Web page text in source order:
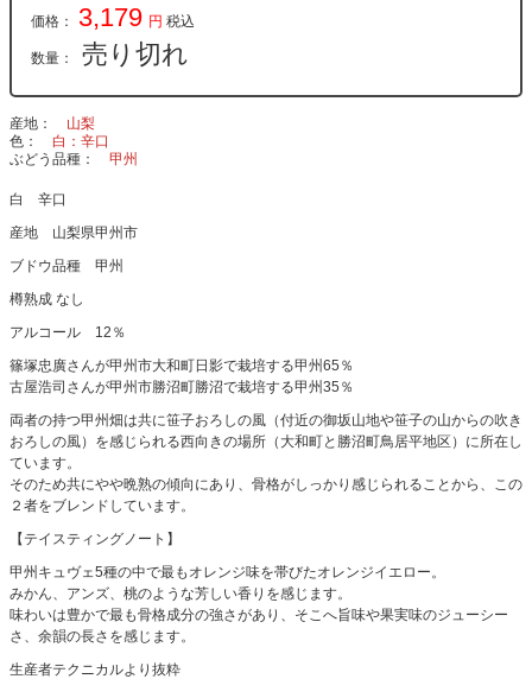
価格： 3,179 円 税込
数量： 売り切れ
産地
山梨
色
白：辛口
ぶどう品種
甲州
白 辛口
産地 山梨県甲州市
ブドウ品種 甲州
樽熟成 なし
アルコール 12％
篠塚忠廣さんが甲州市大和町日影で栽培する甲州65％
古屋浩司さんが甲州市勝沼町勝沼で栽培する甲州35％
両者の持つ甲州畑は共に笹子おろしの風（付近の御坂山地や笹子の山からの吹き
おろしの風）を感じられる西向きの場所（大和町と勝沼町鳥居平地区）に所在し
ています。
そのため共にやや晩熟の傾向にあり、骨格がしっかり感じられることから、この
２者をブレンドしています。
【テイスティングノート】
甲州キュヴェ5種の中で最もオレンジ味を帯びたオレンジイエロー。
みかん、アンズ、桃のような芳しい香りを感じます。
味わいは豊かで最も骨格成分の強さがあり、そこへ旨味や果実味のジューシー
さ、余韻の長さを感じます。
生産者テクニカルより抜粋